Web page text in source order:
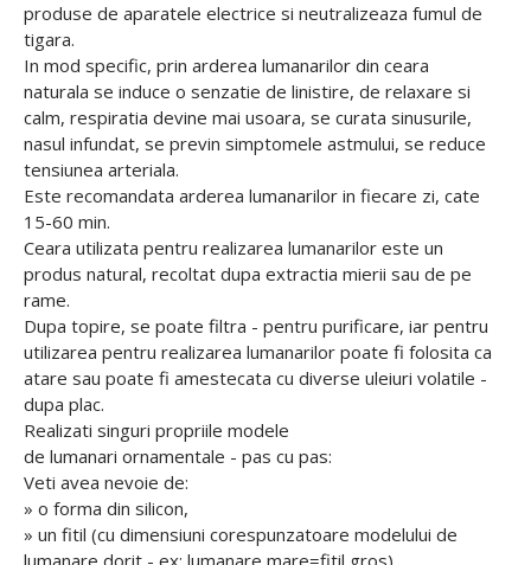
produse de aparatele electrice si neutralizeaza fumul de
tigara.
In mod specific, prin arderea lumanarilor din ceara
naturala se induce o senzatie de linistire, de relaxare si
calm, respiratia devine mai usoara, se curata sinusurile,
nasul infundat, se previn simptomele astmului, se reduce
tensiunea arteriala.
Este recomandata arderea lumanarilor in fiecare zi, cate
15-60 min.
Ceara utilizata pentru realizarea lumanarilor este un
produs natural, recoltat dupa extractia mierii sau de pe
rame.
Dupa topire, se poate filtra - pentru purificare, iar pentru
utilizarea pentru realizarea lumanarilor poate fi folosita ca
atare sau poate fi amestecata cu diverse uleiuri volatile -
dupa plac.
Realizati singuri propriile modele
de lumanari ornamentale - pas cu pas:
Veti avea nevoie de:
» o forma din silicon,
» un fitil (cu dimensiuni corespunzatoare modelului de
lumanare dorit - ex: lumanare mare=fitil gros)